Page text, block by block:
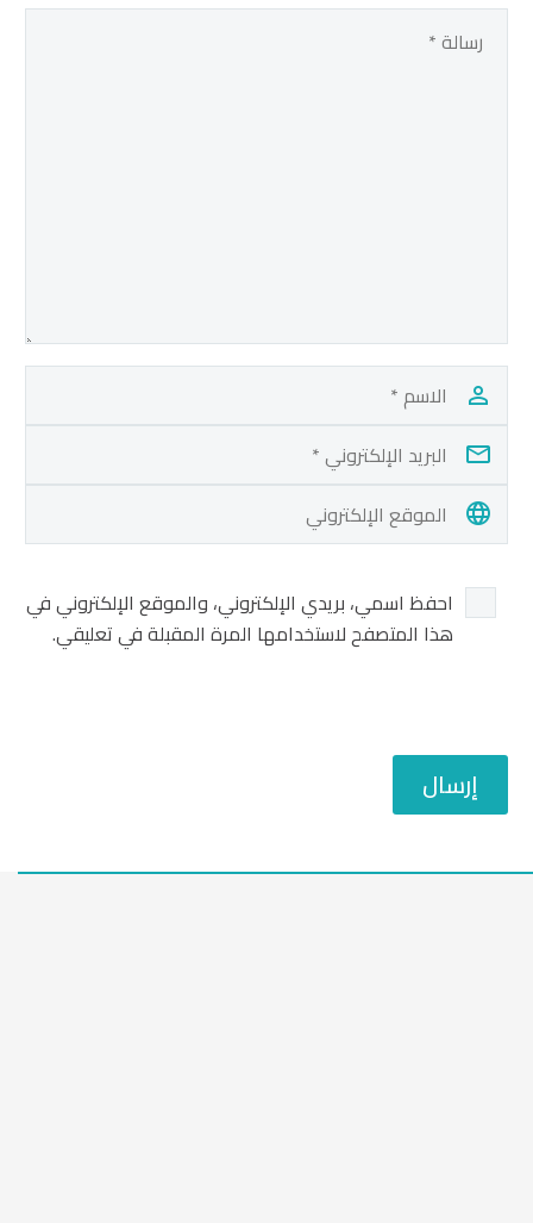
احفظ اسمي، بريدي الإلكتروني، والموقع الإلكتروني في
هذا المتصفح لاستخدامها المرة المقبلة في تعليقي.
إرسال